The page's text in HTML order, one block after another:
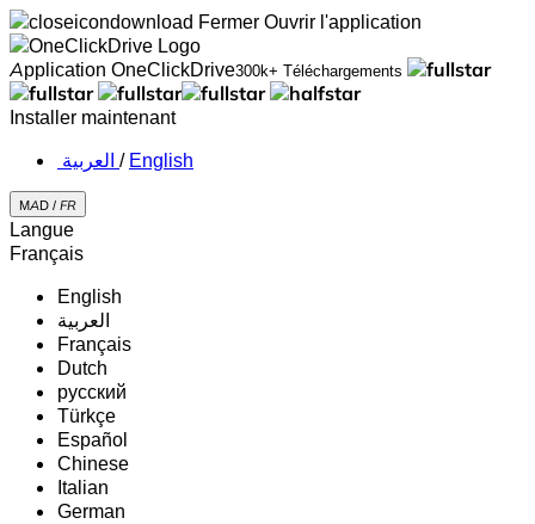
Fermer Ouvrir l'application
Application OneClickDrive300k+ Téléchargements
Installer maintenant
‏العربية ‏ / English
MAD / FR
Langue
Français
English
‏العربية‏
Français
Dutch
русский
Türkçe
Español
Chinese
Italian
German